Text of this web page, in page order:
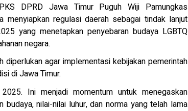
DPRD Jawa Timur Puguh Wiji Pamungkas
regulasi daerah sebagai tindak lanjut
yang menetapkan penyebaran budaya LGBTQ
negara.
agar implementasi kebijakan pemerintah
di Jawa Timur.
Ini menjadi momentum untuk menegaskan
nilai-nilai luhur, dan norma yang telah lama